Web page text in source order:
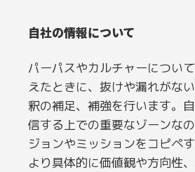
自社の情報について
パーパスやカルチャーについ
えたときに、抜けや漏れがな
釈の補足、補強を行います。
信する上での重要なゾーンな
ジョンやミッションをコピペす
より具体的に価値観や方向性